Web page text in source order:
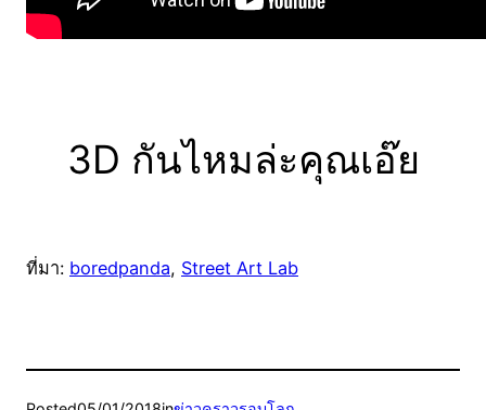
3D กันไหมล่ะคุณเอ๊ย
ที่มา: boredpanda, Street Art Lab